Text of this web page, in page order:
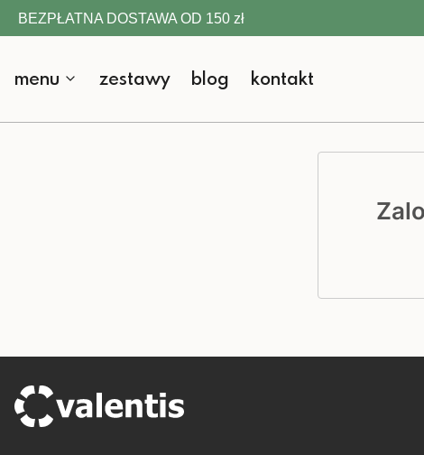
BEZPŁATNA DOSTAWA OD 150 zł
menu zestawy blog kontakt